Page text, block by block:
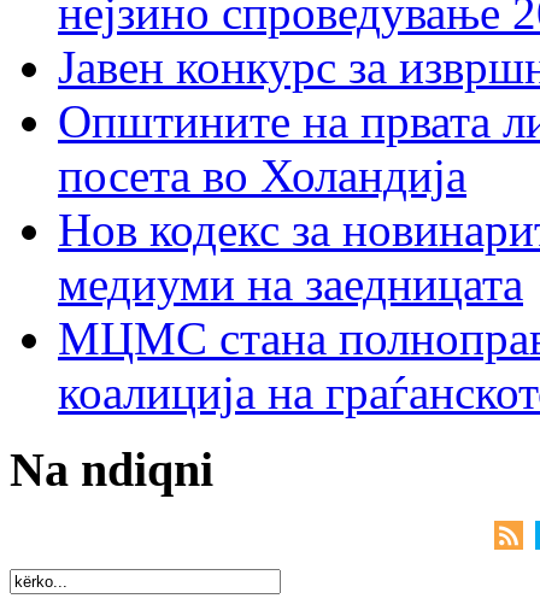
нејзино спроведување
Јавен конкурс за
Општините на првата
посета во Холандија
Нов кодекс за
медиуми на заедницата
МЦМС стана
коалиција на
Na ndiqni